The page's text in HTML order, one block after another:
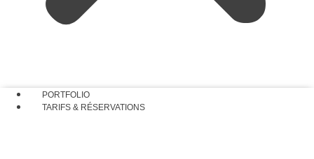
PORTFOLIO
TARIFS & RÉSERVATIONS